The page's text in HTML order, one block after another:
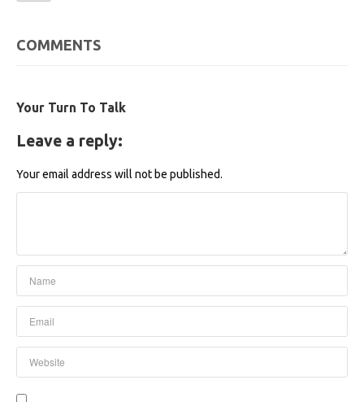
COMMENTS
Your Turn To Talk
Leave a reply:
Your email address will not be published.